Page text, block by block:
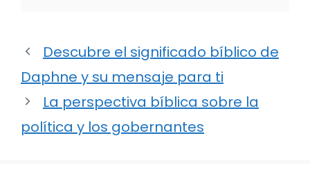
Descubre el significado bíblico de
Daphne y su mensaje para ti
La perspectiva bíblica sobre la
política y los gobernantes